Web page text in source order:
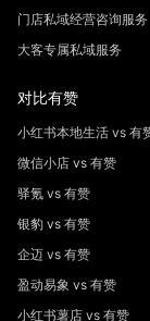
门店私域经营咨询服务
大客专属私域服务
对比有赞
小红书本地生活 vs 有
微信小店 vs 有赞
驿氪 vs 有赞
银豹 vs 有赞
企迈 vs 有赞
盈动易象 vs 有赞
小红书薯店 vs 有赞